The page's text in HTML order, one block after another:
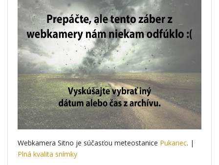
Webkamera Sitno je súčasťou meteostanice Pukanec. |
Plná kvalita snímky